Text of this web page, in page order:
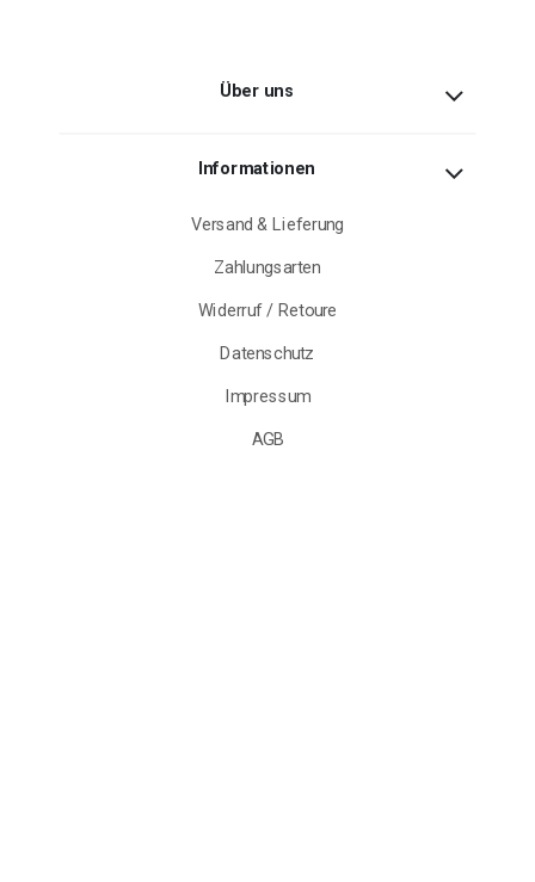
Über uns
Informationen
Versand & Lieferung
Zahlungsarten
Widerruf / Retoure
Datenschutz
Impressum
AGB